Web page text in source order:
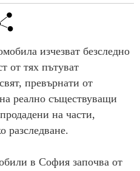
изчезват безследно
от тях пътуват
превърнати от
реално съществуващи
на части,
разследване.
в София започва от